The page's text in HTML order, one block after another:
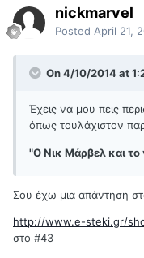
nickmarvel
Posted April 21,
On 4/10/2014 at
Έχεις να μου πεις
όπως τουλάχιστον
"Ο Νικ Μάρβελ και το
Σου έχω μια απάντηση
http://www.e-steki.gr/
στο #43